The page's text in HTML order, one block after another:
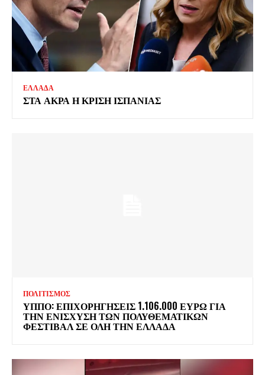
ΕΛΛΑΔΑ
ΣΤΑ ΑΚΡΑ Η ΚΡΙΣΗ ΙΣΠΑΝΙΑΣ
ΠΟΛΙΤΙΣΜΟΣ
ΥΠΠΟ: ΕΠΙΧΟΡΗΓΗΣΕΙΣ 1.106.000 ΕΥΡΩ ΓΙΑ
ΤΗΝ ΕΝΙΣΧΥΣΗ ΤΩΝ ΠΟΛΥΘΕΜΑΤΙΚΩΝ
ΦΕΣΤΙΒΑΛ ΣΕ ΟΛΗ ΤΗΝ ΕΛΛΑΔΑ